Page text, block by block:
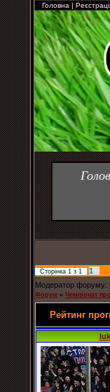
Головна |
Сторінка 1 з 1
1
Модератор форуму:
Форум » Чемпіонат
Рейтинг